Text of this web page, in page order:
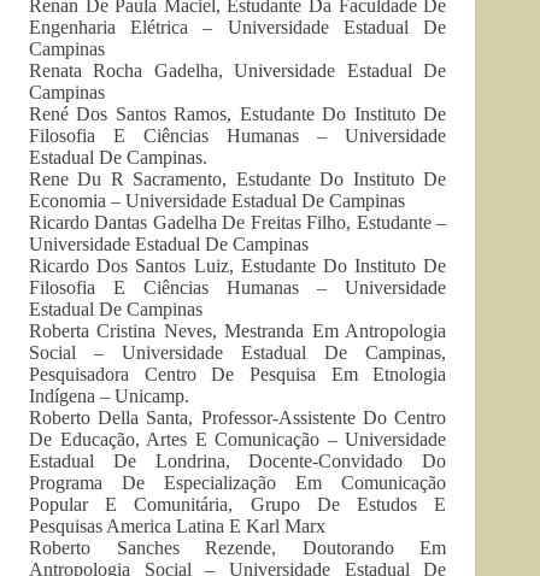
Renan De Paula Maciel, Estudante Da Faculdade De
Engenharia Elétrica – Universidade Estadual De
Campinas
Renata Rocha Gadelha, Universidade Estadual De
Campinas
René Dos Santos Ramos, Estudante Do Instituto De
Filosofia E Ciências Humanas – Universidade
Estadual De Campinas.
Rene Du R Sacramento, Estudante Do Instituto De
Economia – Universidade Estadual De Campinas
Ricardo Dantas Gadelha De Freitas Filho, Estudante –
Universidade Estadual De Campinas
Ricardo Dos Santos Luiz, Estudante Do Instituto De
Filosofia E Ciências Humanas – Universidade
Estadual De Campinas
Roberta Cristina Neves, Mestranda Em Antropologia
Social – Universidade Estadual De Campinas,
Pesquisadora Centro De Pesquisa Em Etnologia
Indígena – Unicamp.
Roberto Della Santa, Professor-Assistente Do Centro
De Educação, Artes E Comunicação – Universidade
Estadual De Londrina, Docente-Convidado Do
Programa De Especialização Em Comunicação
Popular E Comunitária, Grupo De Estudos E
Pesquisas America Latina E Karl Marx
Roberto Sanches Rezende, Doutorando Em
Antropologia Social – Universidade Estadual De